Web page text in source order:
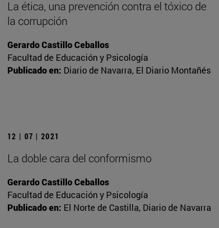
La ética, una prevención contra el tóxico de
la corrupción
Gerardo Castillo Ceballos
Facultad de Educación y Psicología
Publicado en: Diario de Navarra, El Diario Montañés
12 | 07 | 2021
La doble cara del conformismo
Gerardo Castillo Ceballos
Facultad de Educación y Psicología
Publicado en: El Norte de Castilla, Diario de Navarra